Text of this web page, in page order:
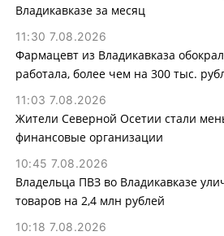
Владикавказе за месяц
11:30 7.08.2026
Фармацевт из Владикавказа
работала, более чем на 300 тыс.
11:03 7.08.2026
Жители Северной Осетии стали
финансовые организации
10:45 7.08.2026
Владельца ПВЗ во Владикавказе
товаров на 2,4 млн рублей
10:18 7.08.2026